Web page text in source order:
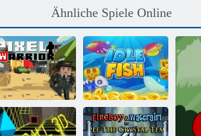
Ähnliche Spiele Online